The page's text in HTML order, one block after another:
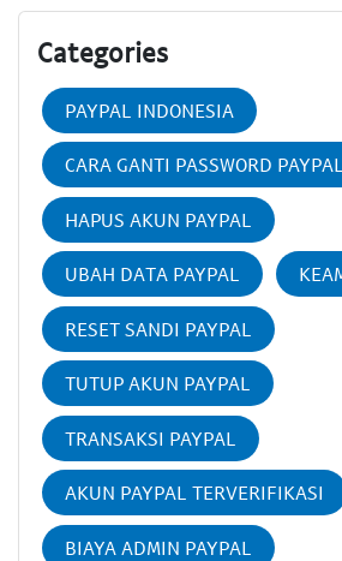
Categories
PAYPAL INDONESIA
CARA GANTI PASSWORD PAYPAL
HAPUS AKUN PAYPAL
UBAH DATA PAYPAL
RESET SANDI PAYPAL
TUTUP AKUN PAYPAL
TRANSAKSI PAYPAL
AKUN PAYPAL TERVERIFIKASI
BIAYA ADMIN PAYPAL